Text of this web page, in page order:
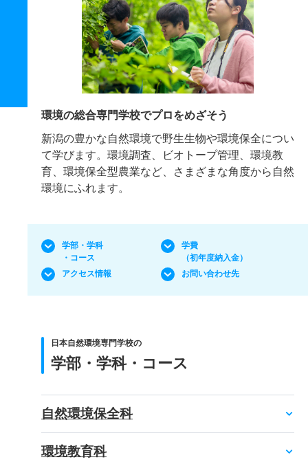
環境の総合専門学校でプロをめざそう
新潟の豊かな自然環境で野生生物や環境保全につい
て学びます。環境調査、ビオトープ管理、環境教
育、環境保全型農業など、さまざまな角度から自然
環境にふれます。
学部・学科
・コース
学費
（初年度納入金）
アクセス情報
お問い合わせ先
日本自然環境専門学校の
学部・学科・コース
自然環境保全科
環境教育科